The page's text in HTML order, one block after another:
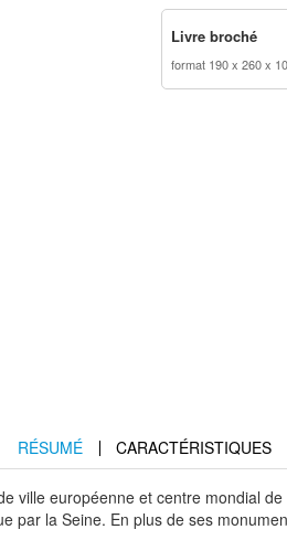
Livre broché
format 190 x 260 x 10
RÉSUMÉ CARACTÉRISTIQUES
ville européenne et centre mondial
par la Seine. En plus de ses